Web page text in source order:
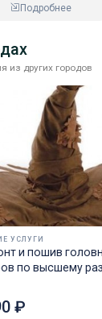
Подробнее
из других городов
УСЛУГИ
и пошив
по высшему
₽